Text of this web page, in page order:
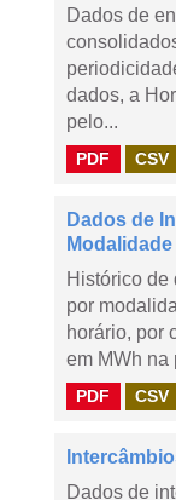
Dados de
dados, a
pelo...
PDF CSV
Dados de
Modalidade
Histórico de
por
horário, por
em MWh na
PDF CSV
Dados de